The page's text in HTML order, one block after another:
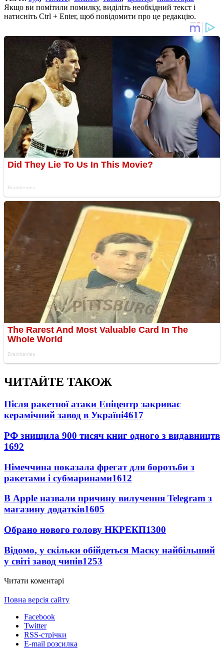
Якщо ви помітили помилку, виділіть необхідний текст і
натисніть Ctrl + Enter, щоб повідомити про це редакцію.
ЧИТАЙТЕ ТАКОЖ
Після ракетної атаки Епіцентр закриває
керамічний завод в Україні4617
РФ знищила 900 тисяч книг одного з видавництв
1692
Німеччина показала фрегат для боротьби з
ракетами і субмаринами1612
В Apple назвали причину вилучення Telegram з
магазину додатків1605
Обрано нового голову НКРЕКП1300
Відомо, у скільки обійдеться Маску найбільший
у світі завод чипів1253
Читати коментарі
Повна версія сайту
Facebook
Twitter
RSS-стрічки
E-mail розсилка